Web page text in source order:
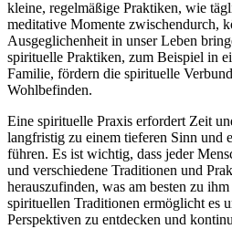
kleine, regelmäßige Praktiken, wie
meditative Momente zwischendurch,
Ausgeglichenheit in unser Leben
spirituelle Praktiken, zum Beispiel in
Familie, fördern die spirituelle
Wohlbefinden.
Eine spirituelle Praxis erfordert Zeit
langfristig zu einem tieferen Sinn und
führen. Es ist wichtig, dass jeder
und verschiedene Traditionen und
herauszufinden, was am besten zu
spirituellen Traditionen ermöglicht es
Perspektiven zu entdecken und